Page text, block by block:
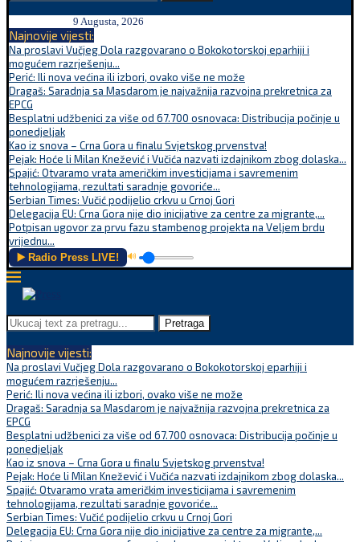
9 Augusta, 2026
Najnovije vijesti:
Na proslavi Vučjeg Dola razgovarano o Bokokotorskoj eparhiji i
mogućem razrješenju...
Perić: Ili nova većina ili izbori, ovako više ne može
Dragaš: Saradnja sa Masdarom je najvažnija razvojna prekretnica za
EPCG
Besplatni udžbenici za više od 67.700 osnovaca: Distribucija počinje u
ponedjeljak
Kao iz snova – Crna Gora u finalu Svjetskog prvenstva!
Pejak: Hoće li Milan Knežević i Vučića nazvati izdajnikom zbog dolaska...
Spajić: Otvaramo vrata američkim investicijama i savremenim
tehnologijama, rezultati saradnje govoriće...
Serbian Times: Vučić podijelio crkvu u Crnoj Gori
Delegacija EU: Crna Gora nije dio inicijative za centre za migrante,...
Potpisan ugovor za prvu fazu stambenog projekta na Veljem brdu
vrijednu...
▶️ Radio Press LIVE! 🔊
Pretraga
Najnovije vijesti:
Na proslavi Vučjeg Dola razgovarano o Bokokotorskoj eparhiji i
mogućem razrješenju...
Perić: Ili nova većina ili izbori, ovako više ne može
Dragaš: Saradnja sa Masdarom je najvažnija razvojna prekretnica za
EPCG
Besplatni udžbenici za više od 67.700 osnovaca: Distribucija počinje u
ponedjeljak
Kao iz snova – Crna Gora u finalu Svjetskog prvenstva!
Pejak: Hoće li Milan Knežević i Vučića nazvati izdajnikom zbog dolaska...
Spajić: Otvaramo vrata američkim investicijama i savremenim
tehnologijama, rezultati saradnje govoriće...
Serbian Times: Vučić podijelio crkvu u Crnoj Gori
Delegacija EU: Crna Gora nije dio inicijative za centre za migrante,...